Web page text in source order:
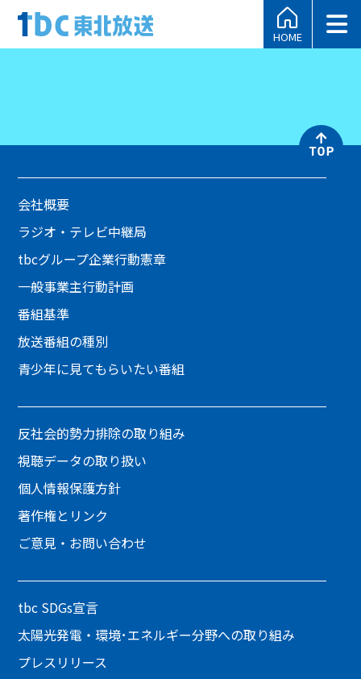
HOME
会社概要
ラジオ・テレビ中継局
tbcグループ企業行動憲章
一般事業主行動計画
番組基準
放送番組の種別
青少年に見てもらいたい番組
反社会的勢力排除の取り組み
視聴データの取り扱い
個人情報保護方針
著作権とリンク
ご意見・お問い合わせ
tbc SDGs宣言
太陽光発電・環境･エネルギー分野への取り組み
プレスリリース